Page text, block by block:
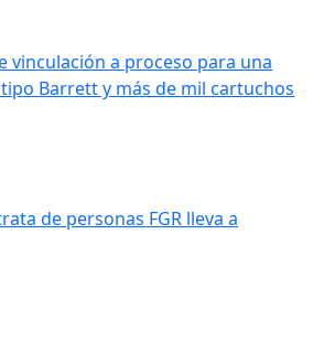
vinculación a proceso para una
Barrett y más de mil cartuchos
de personas FGR lleva a